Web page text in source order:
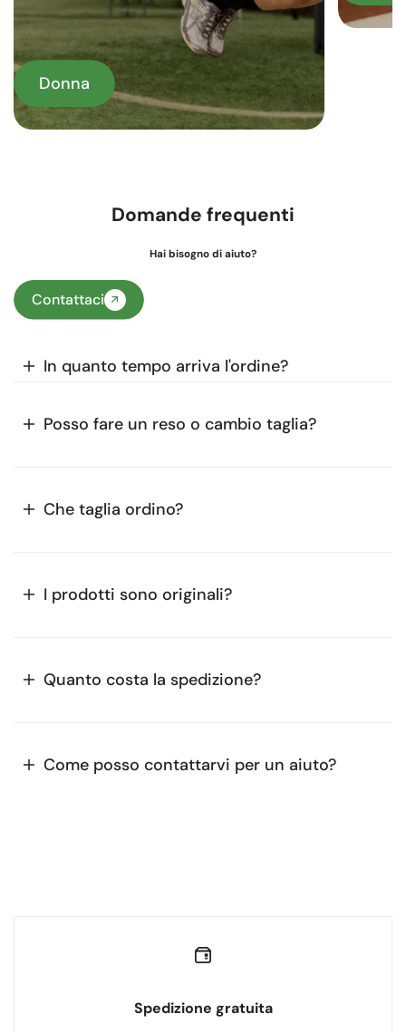
Donna
Domande frequenti
Hai bisogno di aiuto?
Contattaci
In quanto tempo arriva l'ordine?
Posso fare un reso o cambio taglia?
Che taglia ordino?
I prodotti sono originali?
Quanto costa la spedizione?
Come posso contattarvi per un aiuto?
Spedizione gratuita